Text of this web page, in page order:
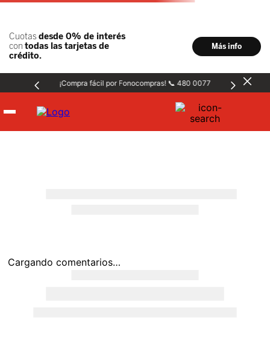
¡Compra fácil por Fonocompras! 📞 480 0077
Hombre
Cargando comentarios…